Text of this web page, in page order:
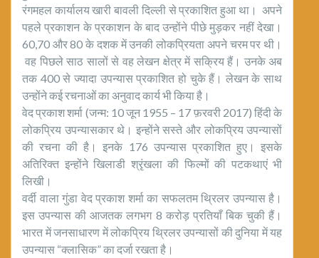
रंगमहल कार्यालय खारी बावली दिल्ली से प्रकाशित हुआ था। अपने
पहले प्रकाशन के प्रकाशन के बाद उन्होंने पीछे मुड़कर नहीं देखा।
60,70 और 80 के दशक में उनकी लोकप्रियता अपने चरम पर थी।
वह पिछले साठ सालों से वह लेखन क्षेत्र में सक्रिय हैं। उनके अब
तक 400 से ज्यादा उपन्यास प्रकाशित हो चुके हैं। लेखन के साथ
उन्होंने कई रचनाओं का अनुवाद कार्य भी किया है।
वेद प्रकाश शर्मा (जन्म: 10 जून 1955 – 17 फ़रवरी 2017) हिंदी के
लोकप्रिय उपन्यासकार थे। इन्होंने सस्ते और लोकप्रिय उपन्यासों
की रचना की है। इनके 176 उपन्यास प्रकाशित हुए। इसके
अतिरिक्त इन्होंने खिलाडी श्रृंखला की फिल्मों की पटकथाएं भी
लिखी।
वर्दी वाला गुंडा वेद प्रकाश शर्मा का सफलतम थ्रिलर उपन्यास है।
इस उपन्यास की आजतक लगभग 8 करोड़ प्रतियाँ बिक चुकी हैं।
भारत में जनसाधारण में लोकप्रिय थ्रिलर उपन्यासों की दुनिया में यह
उपन्यास “क्लासिक” का दर्जा रखता है।